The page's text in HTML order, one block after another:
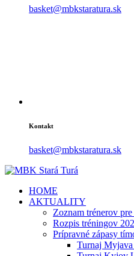
basket@mbkstaratura.sk
Kontakt
basket@mbkstaratura.sk
HOME
AKTUALITY
Zoznam trénerov
Rozpis tréningov
Prípravné zápasy
Turnaj